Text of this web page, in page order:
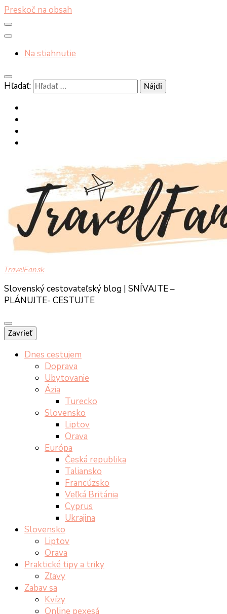
Preskoč na obsah
Na stiahnutie
Hľadať:
TravelFan.sk
Slovenský cestovateľský blog | SNÍVAJTE –
PLÁNUJTE- CESTUJTE
Zavrieť
Dnes cestujem
Doprava
Ubytovanie
Ázia
Turecko
Slovensko
Liptov
Orava
Európa
Česká republika
Taliansko
Francúzsko
Veľká Británia
Cyprus
Ukrajina
Slovensko
Liptov
Orava
Praktické tipy a triky
Zľavy
Zabav sa
Kvízy
Online pexesá